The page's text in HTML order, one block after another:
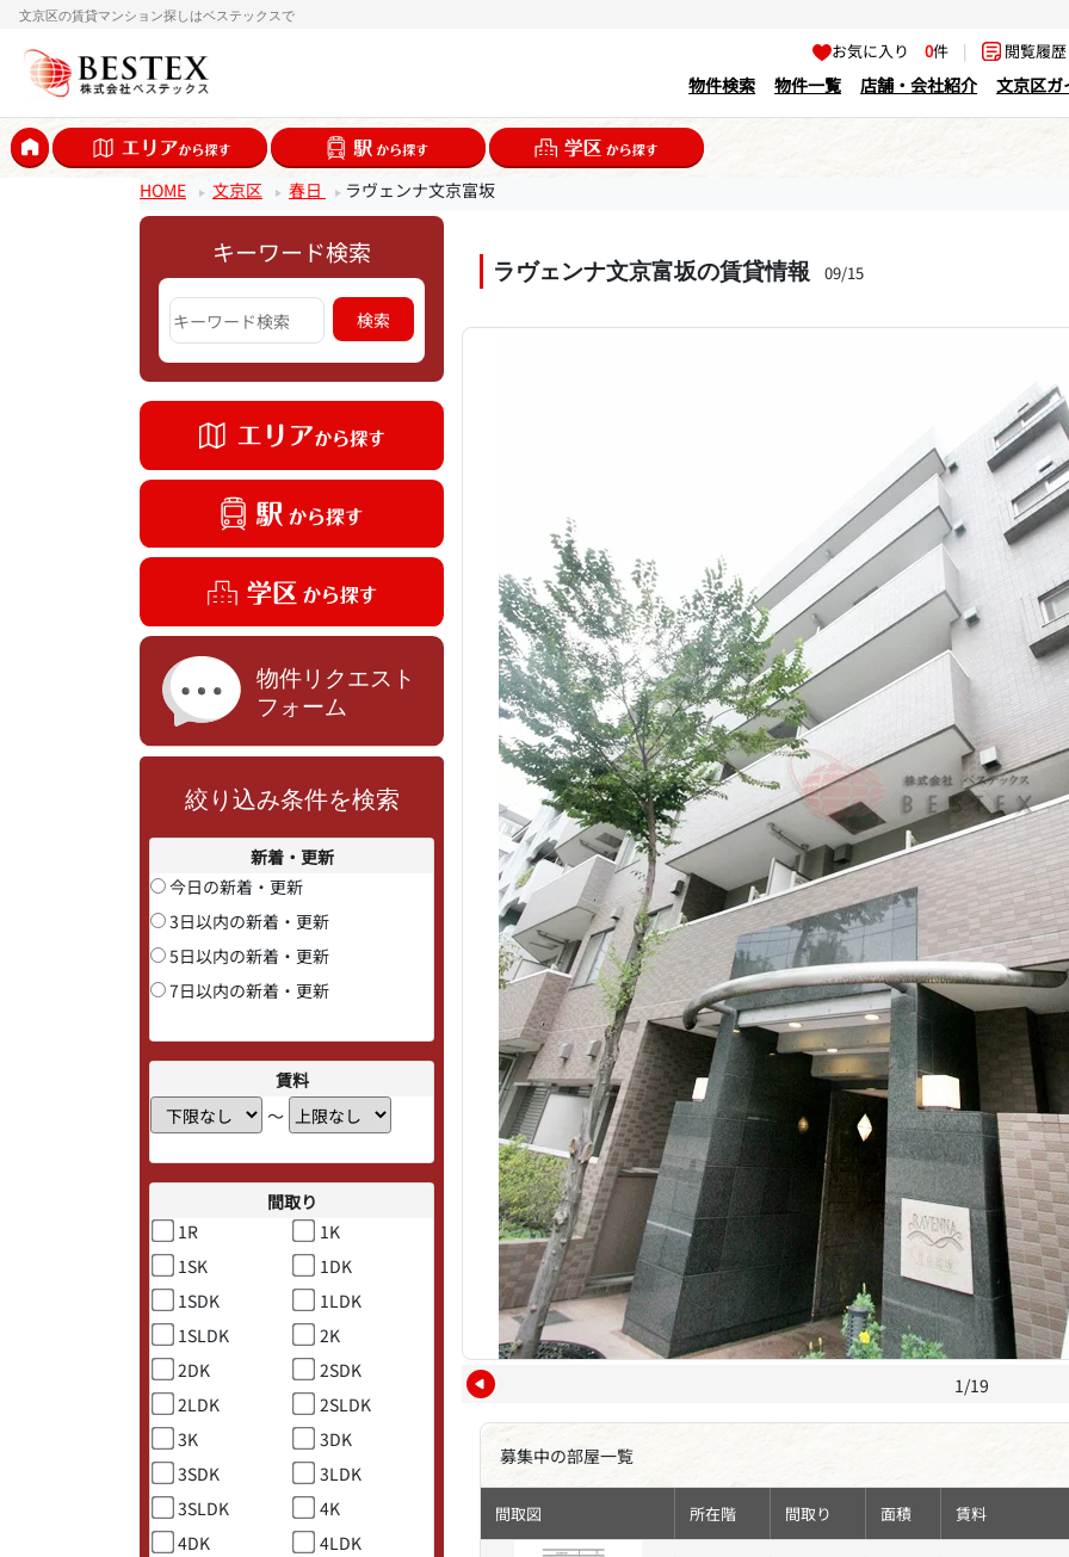
文京区の賃貸マンション探しはベステックスで
お気に入り0件 | 閲覧履
物件検索 物件一覧 店舗・会社紹介 文京区ガ
HOME 文京区 春日 ラヴェンナ文京富坂
キーワード検索
絞り込み条件を検索
新着・更新
今日の新着・更新
3日以内の新着・更新
5日以内の新着・更新
7日以内の新着・更新
賃料
〜
間取り
1R
1K
1SK
1DK
1SDK
1LDK
1SLDK
2K
2DK
2SDK
2LDK
2SLDK
3K
3DK
3SDK
3LDK
3SLDK
4K
4DK
4LDK
ラヴェンナ文京富坂の賃貸情報 09/15
1/19
募集中の部屋一覧
間取図 所在階 間取り 面積 賃料